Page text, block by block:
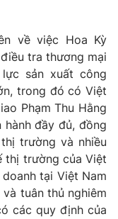
về việc Hoa Kỳ
tra thương mại
sản xuất công
trong đó có Việt
Phạm Thu Hằng
đầy đủ, đồng
trường và nhiều
thị trường của Việt
tại Việt Nam
tuân thủ nghiêm
các quy định của